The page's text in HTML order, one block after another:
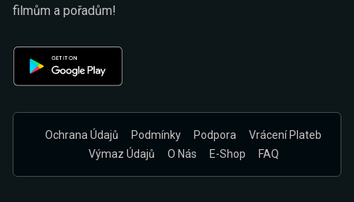
filmům a pořadům!
Ochrana Údajů Podmínky Podpora
Vrácení Plateb
Výmaz Údajů
O Nás E-Shop FAQ